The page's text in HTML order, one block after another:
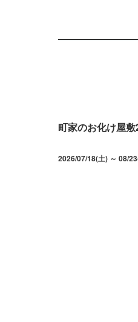
町家のお化け屋